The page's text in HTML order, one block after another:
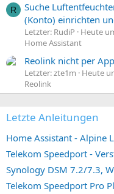
R
Suche
(Konto) einrichten
Letzter: RudiP
Heute
Home Assistant
Reolink nicht per
Letzter: zte1m
Heute
Reolink
Letzte Anleitungen
Home Assistant - Alpine
Telekom Speedport -
Telekom Speedport Pro